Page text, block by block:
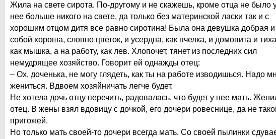
Жила на свете сирота. По-другому и не скажешь, кроме отца не было
нее больше никого на свете, да только без материнской ласки так и с
хорошим отцом дитя все равно сиротина! Была она девушка добрая и
собой хороша, словно цветок, и усердна, как пчелка, и домовита и
как мышка, а на работу, как лев. Хлопочет, тянет из последних сил
немудрящее хозяйство. Говорит ей однажды отец:
– Ох, доченька, не могу глядеть, как ты на работе изводишься. Надо
жениться. Вдвоем хозяйничать легче будет.
Не хотела дочь отцу перечить, радовалась, что будет у нее мать.
отец. В жены взял вдовицу с дочкой, его дочери ровеснице, да не
пригожей.
Но только мать своей-то дочери всегда мать. Со своей пылинки